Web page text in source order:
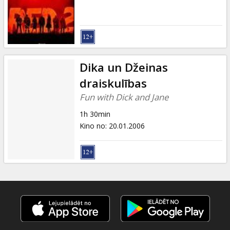
Dika un Džeinas
draiskulības
Fun with Dick and Jane
1h 30min
Kino no: 20.01.2006